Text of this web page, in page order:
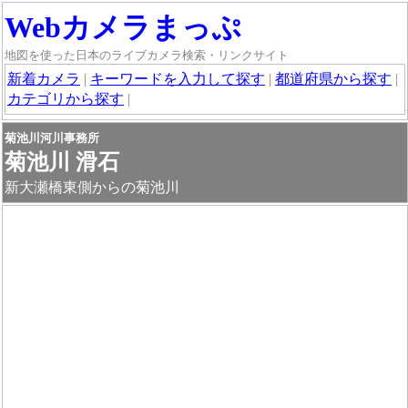
Webカメラまっぷ
地図を使った日本のライブカメラ検索・リンクサイト
新着カメラ | キーワードを入力して探す | 都道府県から探す |
カテゴリから探す |
菊池川河川事務所
菊池川 滑石
新大瀬橋東側からの菊池川